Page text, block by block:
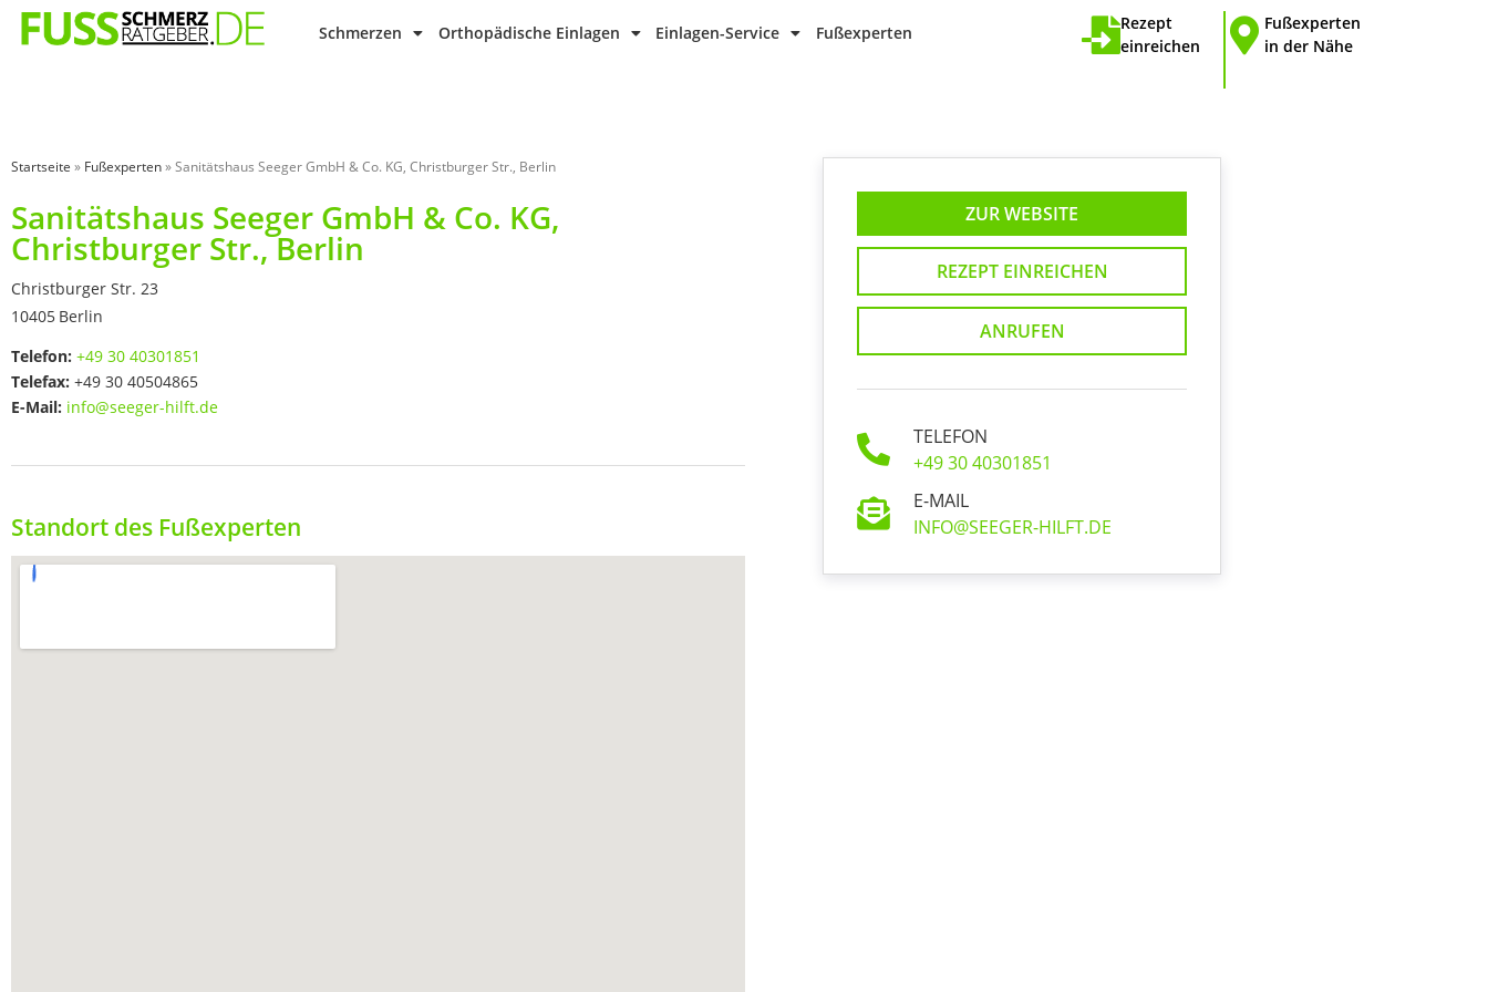
Schmerzen Orthopädische Einlagen Einlagen-Service Fußexperten
Rezept
einreichen
Fußexperten
in der Nähe
Startseite » Fußexperten»Sanitätshaus Seeger GmbH & Co. KG, Christburger Str., Berlin
Sanitätshaus Seeger GmbH & Co. KG,
Christburger Str., Berlin
Christburger Str. 23
10405 Berlin
Telefon: +49 30 40301851
Telefax: +49 30 40504865
E-Mail: info@seeger-hilft.de
Standort des Fußexperten
ZUR WEBSITE
REZEPT EINREICHEN
ANRUFEN
TELEFON
+49 30 40301851
E-MAIL
INFO@SEEGER-HILFT.DE